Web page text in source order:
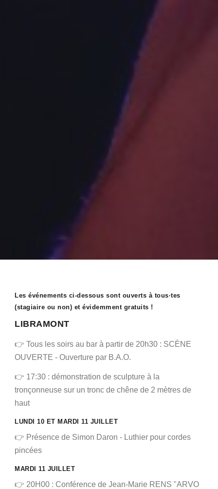
Les événements ci-dessous sont ouverts à tous·tes
(stagiaire ou non) et évidemment gratuits !
LIBRAMONT
👉 Tous les soirs au bar à partir de 20h30 : SCÈNE
OUVERTE - Ouverture par B.A.O.
👉 17:30 : démonstration de sculpture à la
tronçonneuse sur un tronc de chêne de 2 mètres de
haut
LUNDI 10 ET MARDI 11 JUILLET
👉 Présence de Simon Daron - Luthier pour cordes
pincées
MARDI 11 JUILLET
👉 20H00 : Conférence de Jean-Marie RENS "ARVO